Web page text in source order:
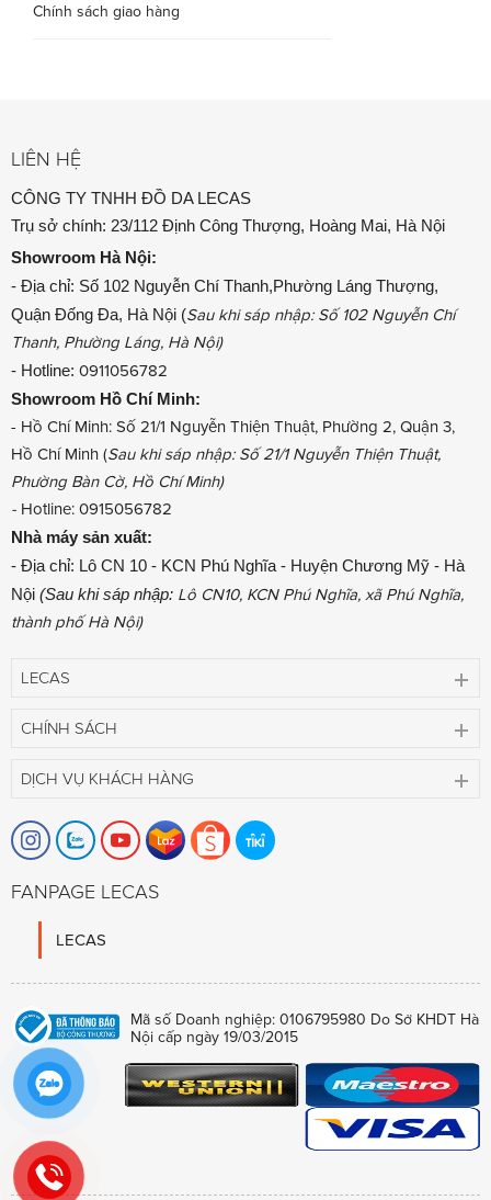
Chính sách giao hàng
LIÊN HỆ
CÔNG TY TNHH ĐỒ DA LECAS
Trụ sở chính: 23/112 Định Công Thượng, Hoàng Mai, Hà Nội
Showroom Hà Nội:
- Địa chỉ: Số 102 Nguyễn Chí Thanh,Phường Láng Thượng,
Quận Đống Đa, Hà Nội (Sau khi sáp nhập: Số 102 Nguyễn Chí
Thanh, Phường Láng, Hà Nội)
- Hotline: 0911056782
Showroom Hồ Chí Minh:
- Hồ Chí Minh: Số 21/1 Nguyễn Thiện Thuật, Phường 2, Quận 3,
Hồ Chí Minh (Sau khi sáp nhập: Số 21/1 Nguyễn Thiện Thuật,
Phường Bàn Cờ, Hồ Chí Minh)
- Hotline: 0915056782
Nhà máy sản xuất:
- Địa chỉ: Lô CN 10 - KCN Phú Nghĩa - Huyện Chương Mỹ - Hà
Nội (Sau khi sáp nhập: Lô CN10, KCN Phú Nghĩa, xã Phú Nghĩa,
thành phố Hà Nội)
LECAS
CHÍNH SÁCH
DỊCH VỤ KHÁCH HÀNG
FANPAGE LECAS
LECAS
Mã số Doanh nghiệp: 0106795980 Do Sở KHDT Hà
Nội cấp ngày 19/03/2015